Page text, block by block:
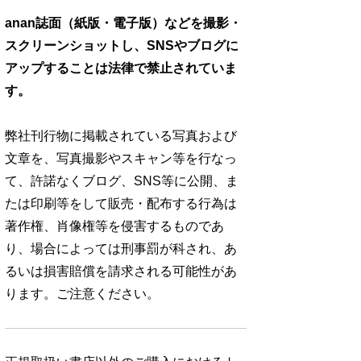
anan誌面（紙版・電子版）などを撮影・
スクリーンショットし、SNSやブログに
アップすることは法律で禁止されていま
す。
弊社刊行物に掲載されている写真および
文章を、写真撮影やスキャン等を行なっ
て、許諾なくブログ、SNS等に公開、ま
たは印刷等をして販売・配布する行為は
著作権、肖像権等を侵害するものであ
り、場合によっては刑事罰が科され、あ
るいは損害賠償を請求される可能性があ
ります。ご注意ください。